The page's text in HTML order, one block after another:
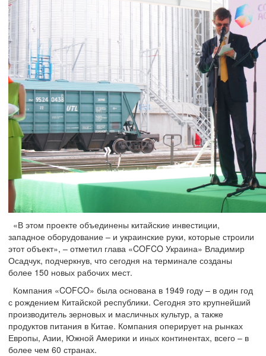
«В этом проекте объединены китайские инвестиции,
западное оборудование – и украинские руки, которые строили
этот объект», – отметил глава «COFCO Украина» Владимир
Осадчук, подчеркнув, что сегодня на терминале созданы
более 150 новых рабочих мест.
Компания «COFCO» была основана в 1949 году – в один год
с рождением Китайской республики. Сегодня это крупнейший
производитель зерновых и масличных культур, а также
продуктов питания в Китае. Компания оперирует на рынках
Европы, Азии, Южной Америки и иных континентах, всего – в
более чем 60 странах.